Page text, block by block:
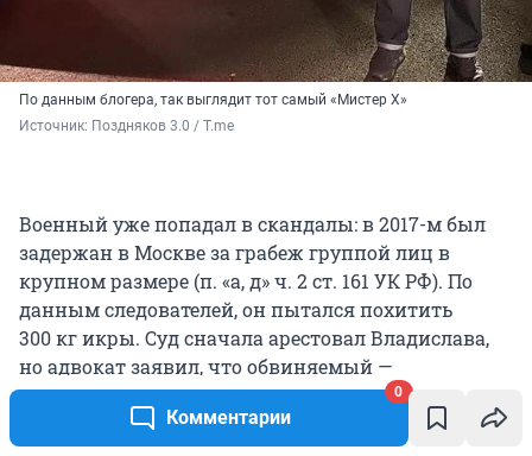
Комментарии
0
По данным блогера, так выглядит тот самый «Мистер Х»
Источник: Поздняков 3.0 / T.me
Военный уже попадал в скандалы: в 2017-м был
задержан в Москве за грабеж группой лиц в
крупном размере (п. «а, д» ч. 2 ст. 161 УК РФ). По
данным следователей, он пытался похитить
300 кгикры. Суд сначала арестовал Владислава,
но адвокат заявил, что обвиняемый —
действующий военный с медалями и наградами,
и его дело не может рассматривать гражданский